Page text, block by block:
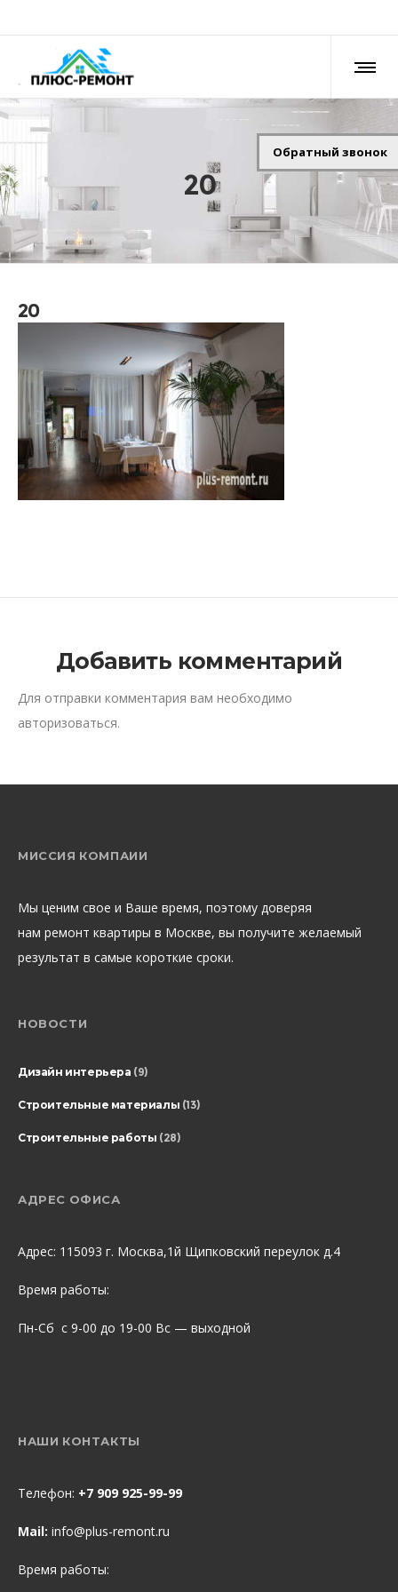
20
20
Добавить комментарий
Для отправки комментария вам необходимо
авторизоваться.
МИССИЯ КОМПАИИ
Мы ценим свое и Ваше время, поэтому доверяя
нам ремонт квартиры в Москве, вы получите желаемый
результат в самые короткие сроки.
НОВОСТИ
Дизайн интерьера (9)
Строительные материалы (13)
Строительные работы (28)
АДРЕС ОФИСА
Адрес: 115093 г. Москва,1й Щипковский переулок д.4
Время работы:
Пн-Сб с 9-00 до 19-00 Вс — выходной
НАШИ КОНТАКТЫ
Телефон: +7 909 925-99-99
Mail: info@plus-remont.ru
Время работы:
Обратный звонок